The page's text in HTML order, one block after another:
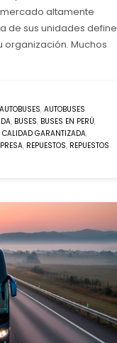
mercado altamente
de sus unidades define
Muchos
AUTOBUSES, AUTOBUSES
, BUSES, BUSES EN PERÚ,
CALIDAD GARANTIZADA,
, REPUESTOS, REPUESTOS